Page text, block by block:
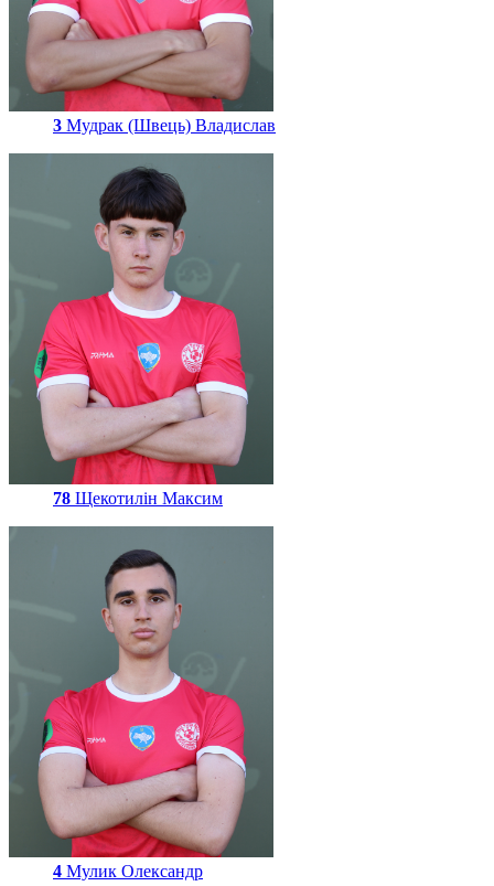
3 Мудрак (Швець) Владислав
78 Щекотилін Максим
4 Мулик Олександр